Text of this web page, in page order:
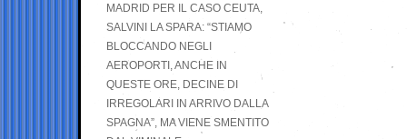
MADRID PER IL CASO CEUTA,
SALVINI LA SPARA: “STIAMO
BLOCCANDO NEGLI
AEROPORTI, ANCHE IN
QUESTE ORE, DECINE DI
IRREGOLARI IN ARRIVO DALLA
SPAGNA”, MA VIENE SMENTITO